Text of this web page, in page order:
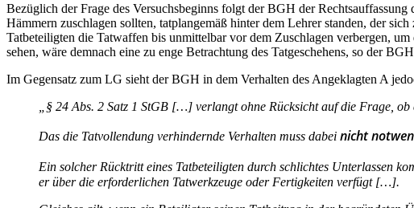
Bezüglich der Frage des Versuchsbeginns folgt der BGH der
Hämmern zuschlagen sollten, tatplangemäß hinter dem Lehrer standen, der
Tatbeteiligten die Tatwaffen bis unmittelbar vor dem Zuschlagen verbergen,
sehen, wäre demnach eine zu enge Betrachtung des Tatgeschehens, so der
Im Gegensatz zum LG sieht der BGH in dem Verhalten des Angeklagten A
„§ 24 Abs. 2 Satz 1 StGB […] verlangt ohne Rücksicht auf die Frage,
Das die Tatvollendung verhindernde Verhalten muss dabei nicht
Ein solcher Rücktritt eines Tatbeteiligten durch schlichtes Unterlassen
er über die erforderlichen Tatwerkzeuge oder Fertigkeiten verfügt […].